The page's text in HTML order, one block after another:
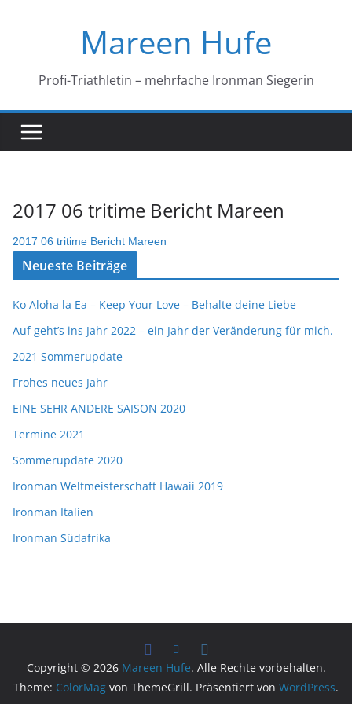
Mareen Hufe
Profi-Triathletin – mehrfache Ironman Siegerin
2017 06 tritime Bericht Mareen
2017 06 tritime Bericht Mareen
Neueste Beiträge
Ko Aloha la Ea – Keep Your Love – Behalte deine Liebe
Auf geht’s ins Jahr 2022 – ein Jahr der Veränderung für mich.
2021 Sommerupdate
Frohes neues Jahr
EINE SEHR ANDERE SAISON 2020
Termine 2021
Sommerupdate 2020
Ironman Weltmeisterschaft Hawaii 2019
Ironman Italien
Ironman Südafrika
Copyright © 2026 Mareen Hufe. Alle Rechte vorbehalten.
Theme: ColorMag von ThemeGrill. Präsentiert von WordPress.